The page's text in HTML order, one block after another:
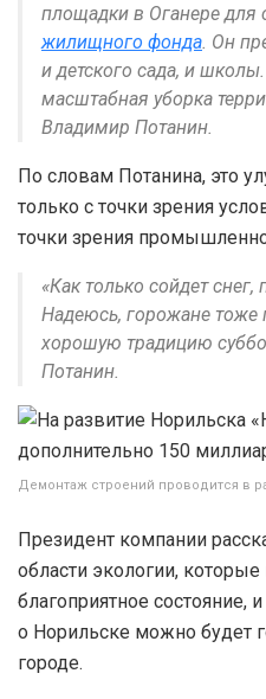
площадки в Оганере для
жилищного фонда . Он
и детского сада, и
масштабная уборка
Владимир Потанин.
По словам Потанина, это
только с точки зрения
точки зрения
«Как только сойдет снег,
Надеюсь, горожане тоже
хорошую традицию
Потанин.
Демонтаж строений проводится в
Президент компании
области экологии,
благоприятное состояние,
о Норильске можно будет
городе.